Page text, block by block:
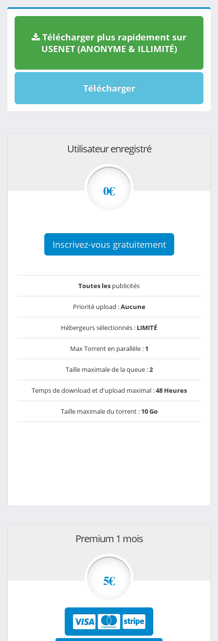
Télécharger plus rapidement sur
USENET (ANONYME & ILLIMITÉ)
Télécharger
Utilisateur enregistré
0€
Inscrivez-vous gratuitement
Toutes les publicités
Priorité upload :Aucune
Hébergeurs sélectionnés : LIMITÉ
Max Torrent en parallèle : 1
Taille maximale de la queue :2
Temps de download et d'upload maximal :48 Heures
Taille maximale du torrent : 10 Go
Premium 1 mois
5€